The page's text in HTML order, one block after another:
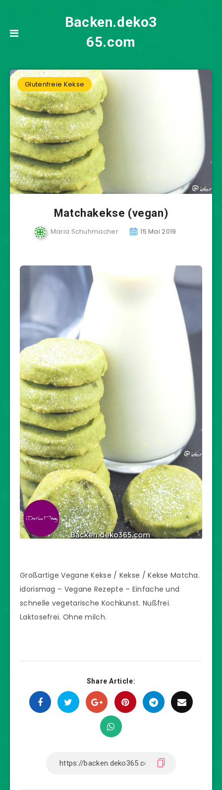
Backen.deko3
65.com
Glutenfreie Kekse
Matchakekse (vegan)
Maria Schuhmacher 15 Mai 2019
Großartige Vegane Kekse / Kekse / Kekse Matcha.
idorismag – Vegane Rezepte – Einfache und
schnelle vegetarische Kochkunst. Nußfrei.
Laktosefrei. Ohne milch.
Share Article: